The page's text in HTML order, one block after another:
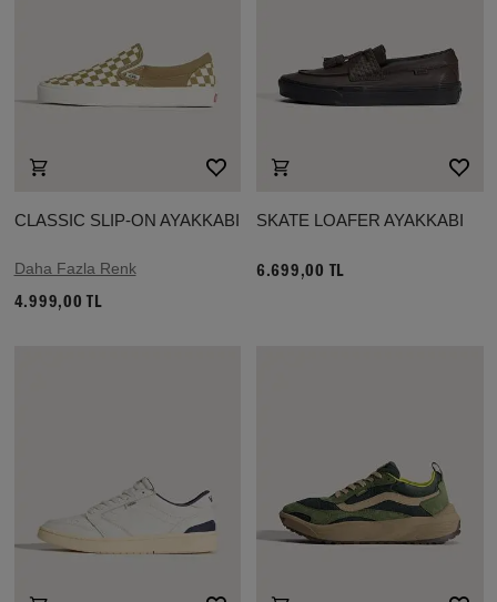
CLASSIC SLIP-ON AYAKKABI
Daha Fazla Renk
4.999,00 TL
SKATE LOAFER AYAKKABI
6.699,00 TL